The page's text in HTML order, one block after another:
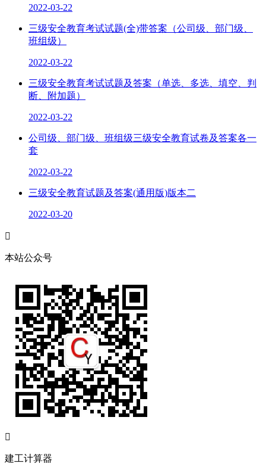
2022-03-22
三级安全教育考试试题(全)带答案（公司级、部门级、
班组级）
2022-03-22
三级安全教育考试试题及答案（单选、多选、填空、判
断、附加题）
2022-03-22
公司级、部门级、班组级三级安全教育试卷及答案各一
套
2022-03-22
三级安全教育试题及答案(通用版)版本二
2022-03-20

本站公众号

建工计算器